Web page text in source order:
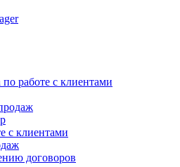
работе с клиентами
с клиентами
договоров